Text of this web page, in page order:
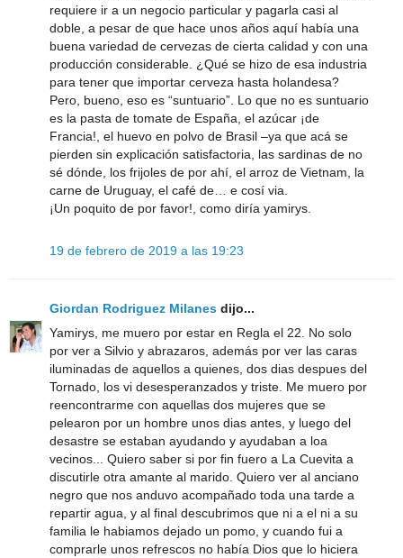
requiere ir a un negocio particular y pagarla casi al
doble, a pesar de que hace unos años aquí había una
buena variedad de cervezas de cierta calidad y con una
producción considerable. ¿Qué se hizo de esa industria
para tener que importar cerveza hasta holandesa?
Pero, bueno, eso es “suntuario”. Lo que no es suntuario
es la pasta de tomate de España, el azúcar ¡de
Francia!, el huevo en polvo de Brasil –ya que acá se
pierden sin explicación satisfactoria, las sardinas de no
sé dónde, los frijoles de por ahí, el arroz de Vietnam, la
carne de Uruguay, el café de… e cosí via.
¡Un poquito de por favor!, como diría yamirys.
19 de febrero de 2019 a las 19:23
Giordan Rodriguez Milanes dijo...
Yamirys, me muero por estar en Regla el 22. No solo
por ver a Silvio y abrazaros, además por ver las caras
iluminadas de aquellos a quienes, dos dias despues del
Tornado, los vi desesperanzados y triste. Me muero por
reencontrarme con aquellas dos mujeres que se
pelearon por un hombre unos dias antes, y luego del
desastre se estaban ayudando y ayudaban a loa
vecinos... Quiero saber si por fin fuero a La Cuevita a
discutirle otra amante al marido. Quiero ver al anciano
negro que nos anduvo acompañado toda una tarde a
repartir agua, y al final descubrimos que ni a el ni a su
familia le habiamos dejado un pomo, y cuando fui a
comprarle unos refrescos no había Dios que lo hiciera